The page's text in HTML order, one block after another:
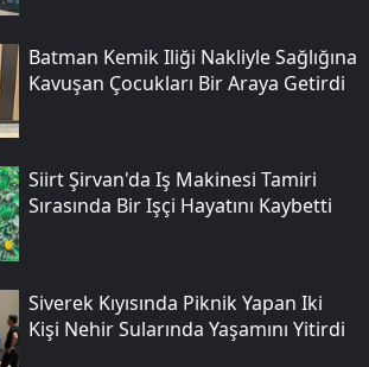
Batman Kemik Iliği Nakliyle Sağlığına
Kavuşan Çocukları Bir Araya Getirdi
Siirt Şirvan'da Iş Makinesi Tamiri
Sırasında Bir Işçi Hayatını Kaybetti
Siverek Kıyısında Piknik Yapan Iki
Kişi Nehir Sularında Yaşamını Yitirdi